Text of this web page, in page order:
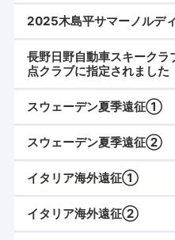
2025木島平サマーノルデ
長野日野自動車スキーク
点クラブに指定されました
スウェーデン夏季遠征①
スウェーデン夏季遠征②
イタリア海外遠征➀
イタリア海外遠征➁